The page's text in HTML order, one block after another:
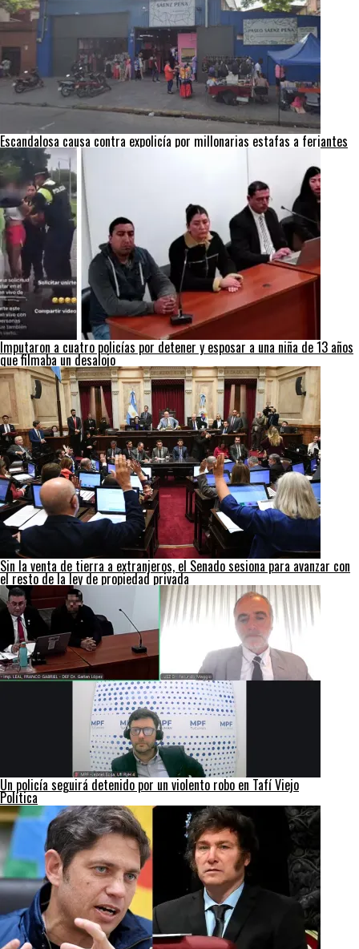
Escandalosa causa contra expolicía por millonarias estafas a feriantes
Imputaron a cuatro policías por detener y esposar a una niña de 13 años
que filmaba un desalojo
Sin la venta de tierra a extranjeros, el Senado sesiona para avanzar con
el resto de la ley de propiedad privada
Un policía seguirá detenido por un violento robo en Tafí Viejo
Política